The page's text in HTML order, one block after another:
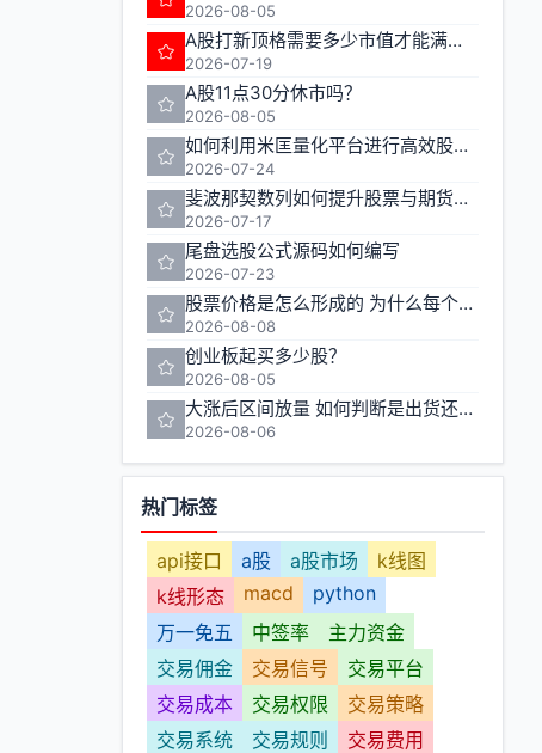
2026-08-05
A股打新顶格需要多少市值才能满额申购
2026-07-19
A股11点30分休市吗？
2026-08-05
如何利用米匡量化平台进行高效股票与期货交易
2026-07-24
斐波那契数列如何提升股票与期货交易的准确性
2026-07-17
尾盘选股公式源码如何编写
2026-07-23
股票价格是怎么形成的 为什么每个人的卖出价不一样
2026-08-08
创业板起买多少股？
2026-08-05
大涨后区间放量 如何判断是出货还是洗盘
2026-08-06
热门标签
api接口 a股 a股市场
k线图
k线形态
macd
python
万一免五
中签率
主力资金
交易佣金
交易信号
交易平台
交易成本
交易权限
交易策略
交易系统
交易规则
交易费用